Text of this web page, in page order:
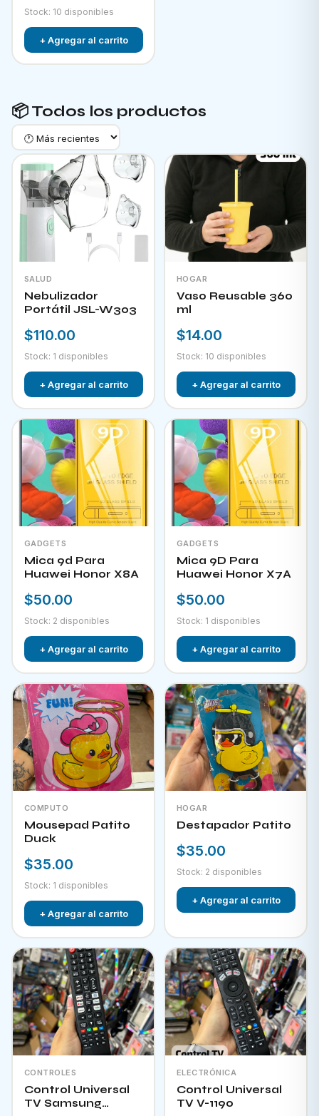
Stock: 10 disponibles
+ Agregar al carrito
📦 Todos los productos
SALUD
Nebulizador
Portátil JSL-W303
$110.00
Stock: 1 disponibles
+ Agregar al carrito
HOGAR
Vaso Reusable 360
ml
$14.00
Stock: 10 disponibles
+ Agregar al carrito
GADGETS
Mica 9d Para
Huawei Honor X8A
$50.00
Stock: 2 disponibles
+ Agregar al carrito
GADGETS
Mica 9D Para
Huawei Honor X7A
$50.00
Stock: 1 disponibles
+ Agregar al carrito
COMPUTO
Mousepad Patito
Duck
$35.00
Stock: 1 disponibles
+ Agregar al carrito
HOGAR
Destapador Patito
$35.00
Stock: 2 disponibles
+ Agregar al carrito
CONTROLES
Control Universal
TV Samsung
ELECTRÓNICA
Control Universal
TV V-1190